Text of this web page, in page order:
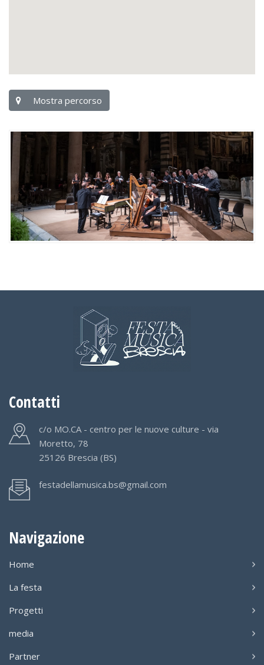
Mostra percorso
Contatti
c/o MO.CA - centro per le nuove culture - via
Moretto, 78
25126 Brescia (BS)
festadellamusica.bs@gmail.com
Navigazione
Home
La festa
Progetti
media
Partner